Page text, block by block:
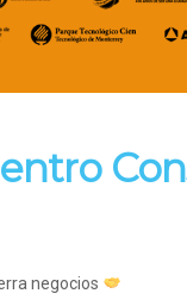
negocios